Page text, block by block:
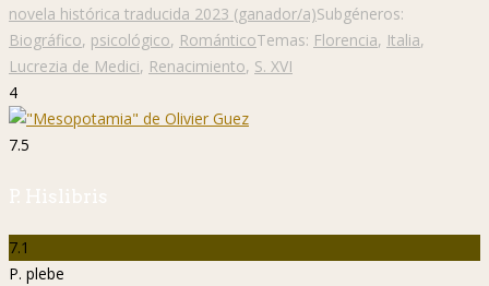
novela histórica traducida 2023 (ganador/a)Subgéneros:
Biográfico, psicológico, RománticoTemas: Florencia, Italia,
Lucrezia de Medici, Renacimiento, S. XVI
4
7.5
P. Hislibris
7.1
P. plebe